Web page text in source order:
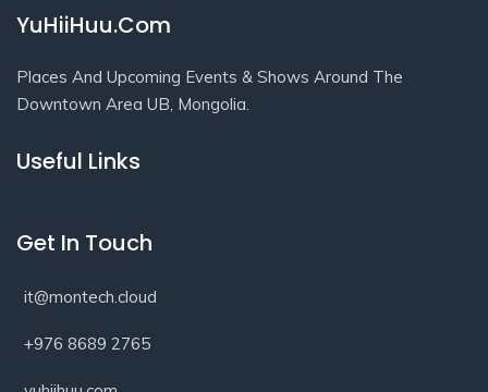
YuHiiHuu.Com
Places And Upcoming Events & Shows Around The
Downtown Area UB, Mongolia.
Useful Links
Get In Touch
it@montech.cloud
+976 8689 2765